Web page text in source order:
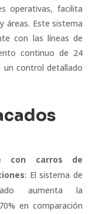
operativas, facilita
áreas. Este sistema
con las líneas de
continuo de 24
un control detallado
con carros de
: El sistema de
aumenta la
en comparación